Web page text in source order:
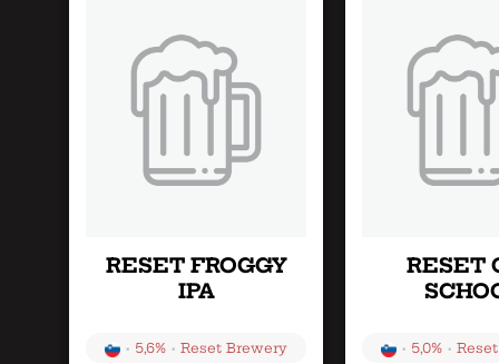
RESET FROGGY
IPA
• 5,6% • Reset Brewery
RESET
• 5,0% •